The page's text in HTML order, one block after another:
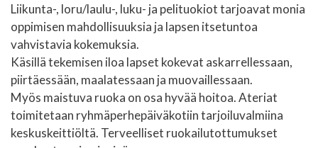
Liikunta-, loru/laulu-, luku- ja pelituokiot tarjoavat monia
oppimisen mahdollisuuksia ja lapsen itsetuntoa
vahvistavia kokemuksia.
Käsillä tekemisen iloa lapset kokevat askarrellessaan,
piirtäessään, maalatessaan ja muovaillessaan.
Myös maistuva ruoka on osa hyvää hoitoa. Ateriat
toimitetaan ryhmäperhepäiväkotiin tarjoiluvalmiina
keskuskeittiöltä. Terveelliset ruokailutottumukset